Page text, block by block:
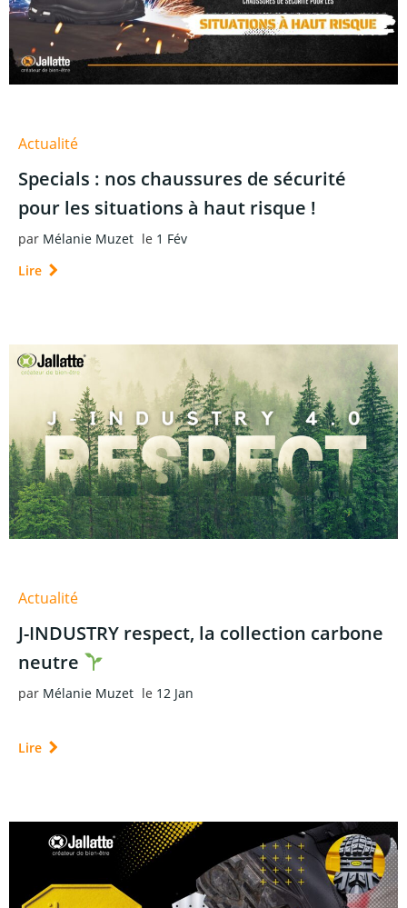
Actualité
Specials : nos chaussures de sécurité
pour les situations à haut risque !
par Mélanie Muzet le 1 Fév
Lire
Actualité
J-INDUSTRY respect, la collection carbone
neutre
par Mélanie Muzet le 12 Jan
Lire